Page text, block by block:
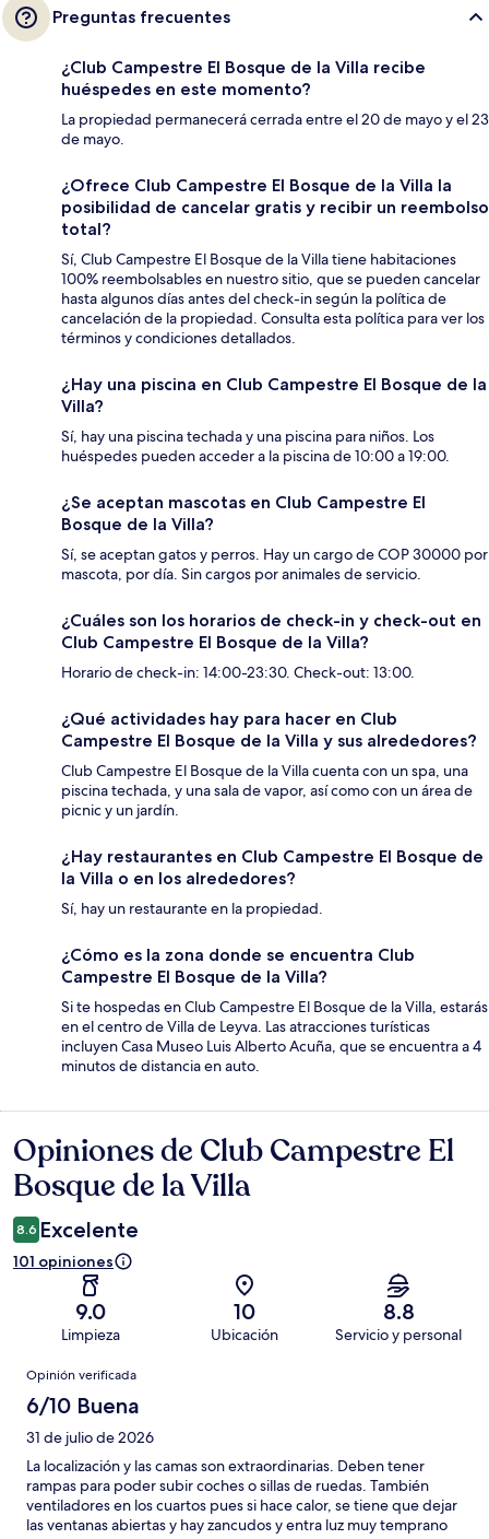
Preguntas frecuentes
¿Club Campestre El Bosque de la Villa recibe
huéspedes en este momento?
La propiedad permanecerá cerrada entre el 20 de mayo y el 23
de mayo.
¿Ofrece Club Campestre El Bosque de la Villa la
posibilidad de cancelar gratis y recibir un reembolso
total?
Sí, Club Campestre El Bosque de la Villa tiene habitaciones
100% reembolsables en nuestro sitio, que se pueden cancelar
hasta algunos días antes del check-in según la política de
cancelación de la propiedad. Consulta esta política para ver los
términos y condiciones detallados.
¿Hay una piscina en Club Campestre El Bosque de la
Villa?
Sí, hay una piscina techada y una piscina para niños. Los
huéspedes pueden acceder a la piscina de 10:00 a 19:00.
¿Se aceptan mascotas en Club Campestre El
Bosque de la Villa?
Sí, se aceptan gatos y perros. Hay un cargo de COP 30000 por
mascota, por día. Sin cargos por animales de servicio.
¿Cuáles son los horarios de check-in y check-out en
Club Campestre El Bosque de la Villa?
Horario de check-in: 14:00-23:30. Check-out: 13:00.
¿Qué actividades hay para hacer en Club
Campestre El Bosque de la Villa y sus alrededores?
Club Campestre El Bosque de la Villa cuenta con un spa, una
piscina techada, y una sala de vapor, así como con un área de
picnic y un jardín.
¿Hay restaurantes en Club Campestre El Bosque de
la Villa o en los alrededores?
Sí, hay un restaurante en la propiedad.
¿Cómo es la zona donde se encuentra Club
Campestre El Bosque de la Villa?
Si te hospedas en Club Campestre El Bosque de la Villa, estarás
en el centro de Villa de Leyva. Las atracciones turísticas
incluyen Casa Museo Luis Alberto Acuña, que se encuentra a 4
minutos de distancia en auto.
Opiniones
Opiniones de Club Campestre El
Bosque de la Villa
8.6 Excelente
101 opiniones
9.0
Limpieza
10
Ubicación
8.8
Servicio y personal
Opiniones
Opinión verificada
6/10 Buena
31 de julio de 2026
La localización y las camas son extraordinarias. Deben tener
rampas para poder subir coches o sillas de ruedas. También
ventiladores en los cuartos pues si hace calor, se tiene que dejar
las ventanas abiertas y hay zancudos y entra luz muy temprano